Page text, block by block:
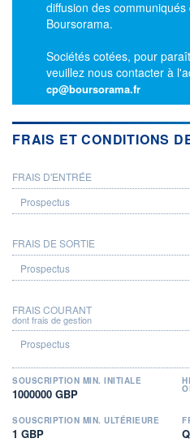
diffusion des
Boursorama.
Sociétés cotées, pour
veuillez nous contacter à
cp@boursorama.fr
FRAIS ET CONDITIONS
PROSPECTUS
FRAIS D'ENTRÉE
FRAIS DE SORTIE
FRAIS COURANT
dont frais de gestion
SOUSCRIPTION MIN. INITIALE
1000000 GBP
SOUSCRIPTION MIN. ULTÉRIEURE
1 GBP